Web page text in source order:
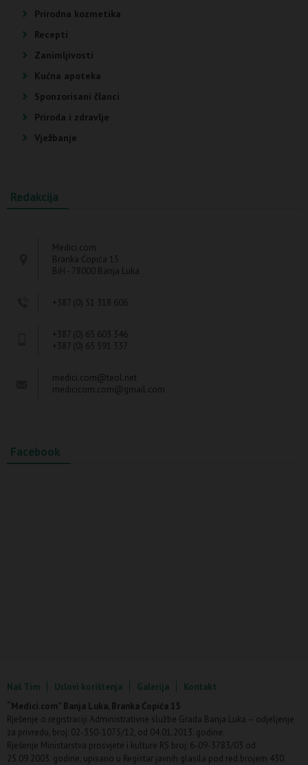
Prirodna kozmetika
Recepti
Zanimljivosti
Kućna apoteka
Sponzorisani članci
Priroda i zdravlje
Vježbanje
Redakcija
Medici.com
Branka Ćopića 15
BiH - 78000 Banja Luka
+387 (0) 51 318 606
+387 (0) 65 603 346
+387 (0) 65 591 337
medici.com@teol.net
medicicom.com@gmail.com
Facebook
Naš Tim Uslovi korištenja Galerija
Kontakt
“Medici.com” Banja Luka, Branka Ćopića 15
Rješenje o registraciji Administrativne službe Grada Banja Luka – odjeljenje
za privredu, broj: 02-350-1075/12, od 04.01.2013. godine.
Rješenje Ministarstva prosvjete i kulture RS broj: 6-09-3783/03 od
25.09.2003. godine, upisano u Registar javnih glasila pod red.brojem 430.